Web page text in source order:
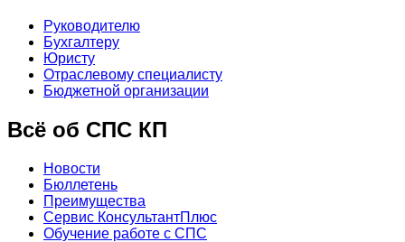
Руководителю
Бухгалтеру
Юристу
Отраслевому специалисту
Бюджетной организации
Всё об СПС КП
Новости
Бюллетень
Преимущества
Сервис КонсультантПлюс
Обучение работе с СПС